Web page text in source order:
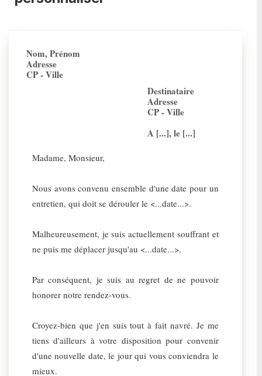
Nom, Prénom
Adresse
CP - Ville
Destinataire
Adresse
CP - Ville
A [...], le [...]
Madame, Monsieur,
Nous avons convenu ensemble d'une date pour un
entretien, qui doit se dérouler le <...date...>.
Malheureusement, je suis actuellement souffrant et
ne puis me déplacer jusqu'au <...date...>.
Par conséquent, je suis au regret de ne pouvoir
honorer notre rendez-vous.
Croyez-bien que j'en suis tout à fait navré. Je me
tiens d'ailleurs à votre disposition pour convenir
d'une nouvelle date, le jour qui vous conviendra le
mieux.